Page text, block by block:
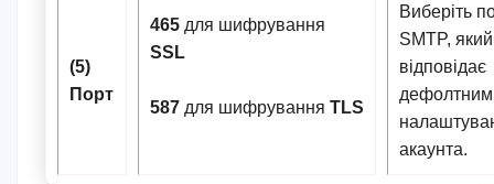
(5)
Порт
465 для шифрування
SSL
587 для шифрування TLS
Виберіть
SMTP, який
відповідає
дефолтним
акаунта.